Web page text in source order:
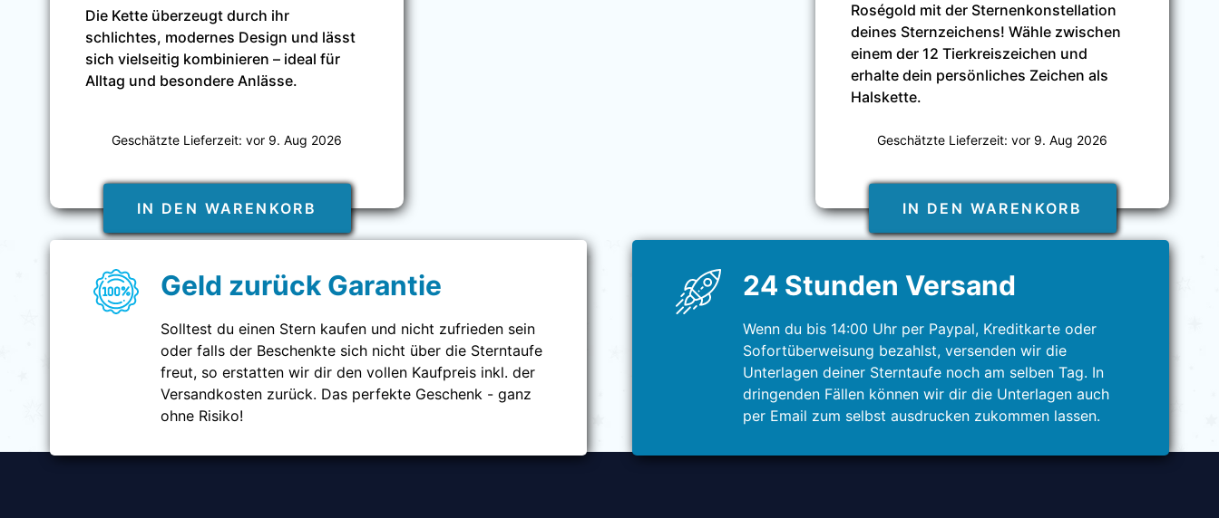
Die Kette überzeugt durch ihr
schlichtes, modernes Design und lässt
sich vielseitig kombinieren – ideal für
Alltag und besondere Anlässe.
Geschätzte Lieferzeit: vor 9. Aug 2026
IN DEN WARENKORB
Roségold mit der Sternenkonstellation
deines Sternzeichens! Wähle zwischen
einem der 12 Tierkreiszeichen und
erhalte dein persönliches Zeichen als
Halskette.
Geschätzte Lieferzeit: vor 9. Aug 2026
IN DEN WARENKORB
Geld zurück Garantie
Solltest du einen Stern kaufen und nicht zufrieden sein
oder falls der Beschenkte sich nicht über die Sterntaufe
freut, so erstatten wir dir den vollen Kaufpreis inkl. der
Versandkosten zurück. Das perfekte Geschenk - ganz
ohne Risiko!
24 Stunden Versand
Wenn du bis 14:00 Uhr per Paypal, Kreditkarte oder
Sofortüberweisung bezahlst, versenden wir die
Unterlagen deiner Sterntaufe noch am selben Tag. In
dringenden Fällen können wir dir die Unterlagen auch
per Email zum selbst ausdrucken zukommen lassen.